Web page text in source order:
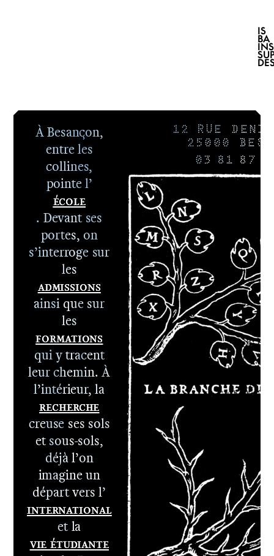
IS
BA
À Besançon,
entre les
collines,
pointe l’
École
. Devant ses
portes, on
s’interroge sur
les
Admissions
ainsi que sur
les
Formations
1er cycle -
Le DNA
2e cycle -
Le DNSEP
qui y tracent
leur chemin. À
l’intérieur, la
Recherche
creuse ses sols
et sous-sols,
déjà l’on
imagine un
départ vers l’
International
et la
Vie étudiante
12 RUE
25000
03 81 87